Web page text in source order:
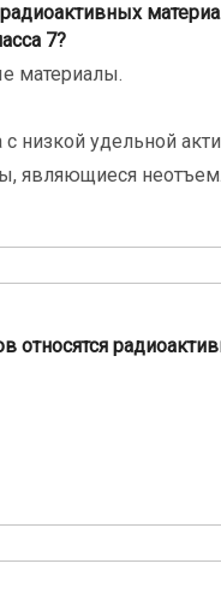
7?
материалы.
низкой удельной
являющиеся
относятся